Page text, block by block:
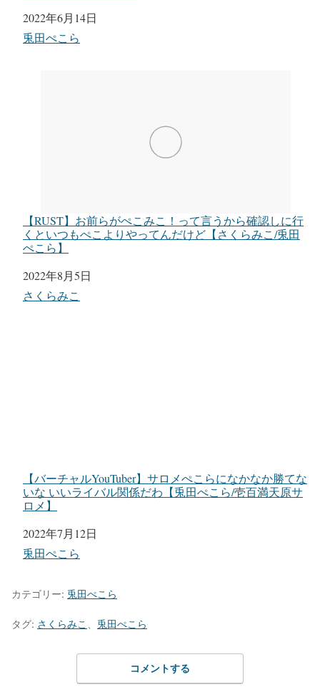
日付
2022年6月14日
関連理由
兎田ぺこら
【RUST】お前らがぺこみこ！って言うから確認しに行
くといつもぺこよりやってんだけど【さくらみこ/兎田
ぺこら】
日付
2022年8月5日
関連理由
さくらみこ
【バーチャルYouTuber】サロメぺこらになかなか勝てな
いな いいライバル関係だわ【兎田ぺこら/壱百満天原サ
ロメ】
日付
2022年7月12日
関連理由
兎田ぺこら
カテゴリー: 兎田ぺこら
タグ: さくらみこ 兎田ぺこら
コメントする